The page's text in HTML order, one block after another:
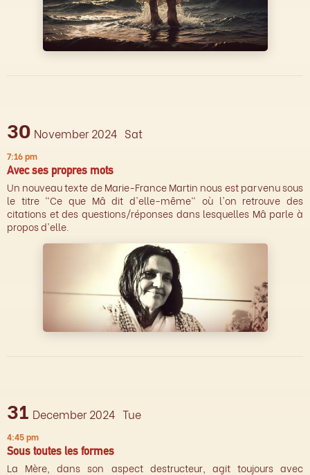
30 November 2024 Sat
7:16 pm
Avec ses propres mots
Un nouveau texte de Marie-France Martin nous est parvenu sous
le titre "Ce que Mâ dit d'elle-même" où l'on retrouve des
citations et des questions/réponses dans lesquelles Mâ parle à
propos d'elle.
31 December 2024 Tue
4:45 pm
Sous toutes les formes
La Mère, dans son aspect destructeur, agit toujours avec